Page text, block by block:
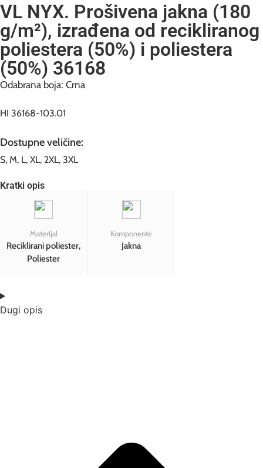
VL NYX. Prošivena jakna (180
g/m²), izrađena od recikliranog
poliestera (50%) i poliestera
(50%) 36168
Odabrana boja: Crna
HI 36168-103.01
Dostupne veličine:
S, M, L, XL, 2XL, 3XL
Kratki opis
Materijal
Reciklirani poliester,
Poliester
Komponente
Jakna
Dugi opis